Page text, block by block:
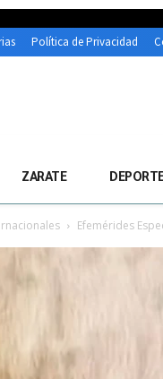
Política de Privacidad
ZARATE
Efemérides